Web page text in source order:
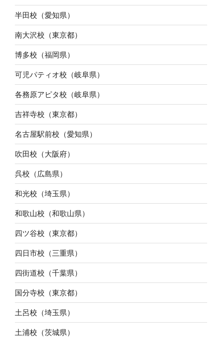
半田校（愛知県）
南大沢校（東京都）
博多校（福岡県）
可児パティオ校（岐阜県）
各務原アピタ校（岐阜県）
吉祥寺校（東京都）
名古屋駅前校（愛知県）
吹田校（大阪府）
呉校（広島県）
和光校（埼玉県）
和歌山校（和歌山県）
四ツ谷校（東京都）
四日市校（三重県）
四街道校（千葉県）
国分寺校（東京都）
土呂校（埼玉県）
土浦校（茨城県）